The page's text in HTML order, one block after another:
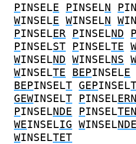
PINSELE PINSELN P
WINSELE WINSELN W
PINSELER PINSELND P
PINSELST PINSELTE
WINSELND WINSELNS
WINSELTE BEPINSELE
BEPINSELT GEPINSEL
GEWINSELT PINSELERN
PINSELNDE PINSELTEN
WEINSELIG WINSELNDE
WINSELTET